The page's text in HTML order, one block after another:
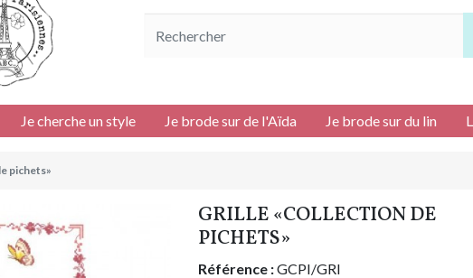
Je cherche un style Je brode sur de l'Aïda Je brode sur du lin
pichets»
GRILLE «COLLECTION DE
PICHETS»
Référence :GCPI/GRI